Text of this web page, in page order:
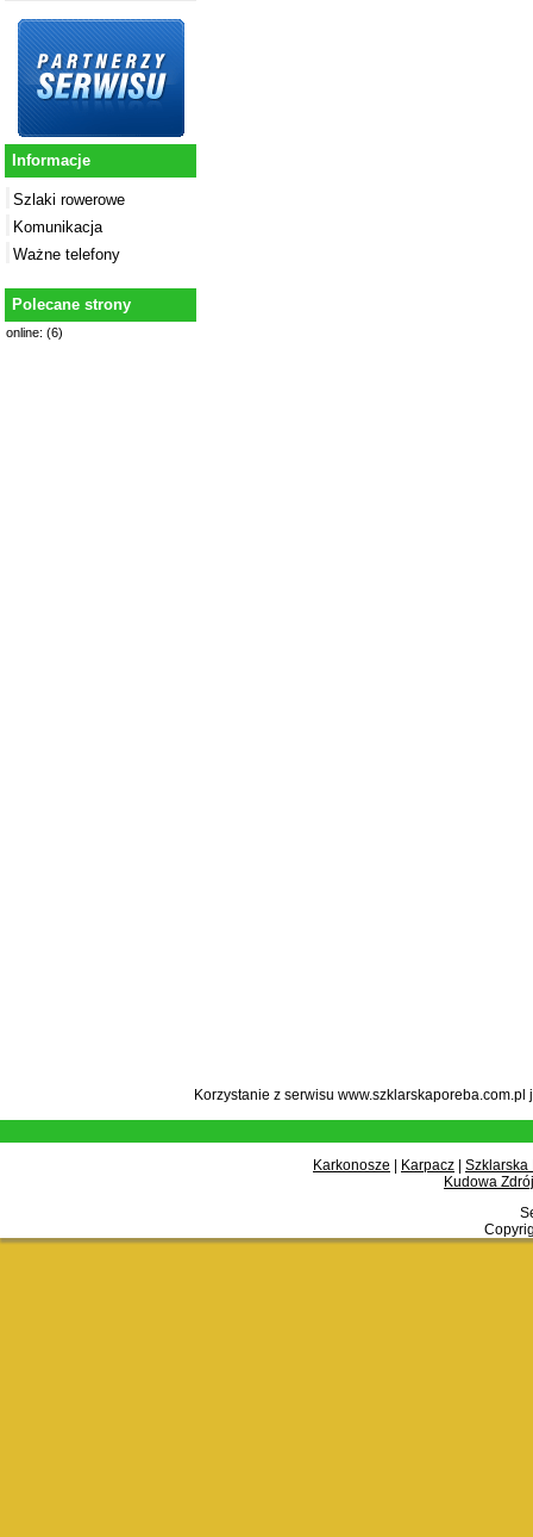
Informacje
Szlaki rowerowe
Komunikacja
Ważne telefony
Polecane strony
online: (6)
Korzystanie z serwisu
Karkonosze Karpacz
Szklarska
Kudowa